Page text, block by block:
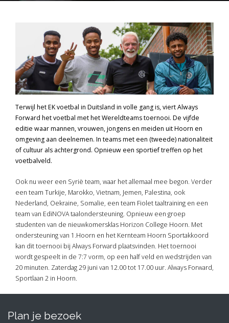
Terwijl het EK voetbal in Duitsland in volle gang is, viert Always
Forward het voetbal met het Wereldteams toernooi. De vijfde
editie waar mannen, vrouwen, jongens en meiden uit Hoorn en
omgeving aan deelnemen. In teams met een (tweede) nationaliteit
of cultuur als achtergrond. Opnieuw een sportief treffen op het
voetbalveld.
Ook nu weer een Syrië team, waar het allemaal mee begon. Verder
een team Turkije, Marokko, Vietnam, Jemen, Palestina, ook
Nederland, Oekraine, Somalie, een team Fiolet taaltraining en een
team van EdiNOVA taalondersteuning. Opnieuw een groep
studenten van de nieuwkomersklas Horizon College Hoorn. Met
ondersteuning van 1.Hoorn en het Kernteam Hoorn Sportakkoord
kan dit toernooi bij Always Forward plaatsvinden. Het toernooi
wordt gespeelt in de 7:7 vorm, op een half veld en wedstrijden van
20 minuten. Zaterdag 29 juni van 12.00 tot 17.00 uur. Always Forward,
Sportlaan 2 in Hoorn.
Plan je bezoek